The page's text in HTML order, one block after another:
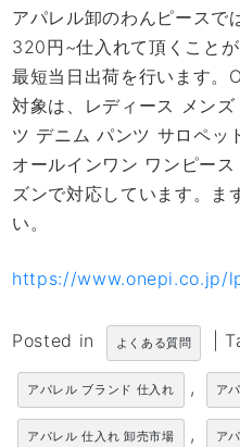
アパレル卸のわんピースで
320円~仕入れて頂くことが
最短当日出荷を行います。
対象は、レディース メン
ツ デニム パンツ サロペッ
オールインワン ワンピー
ズンで対応しています。ま
い。
https://www.onepi.co.jp/
Posted in よくある質問
アパレル ブランド 仕入れ , ア
アパレル 仕入れ 卸売市場 , ア